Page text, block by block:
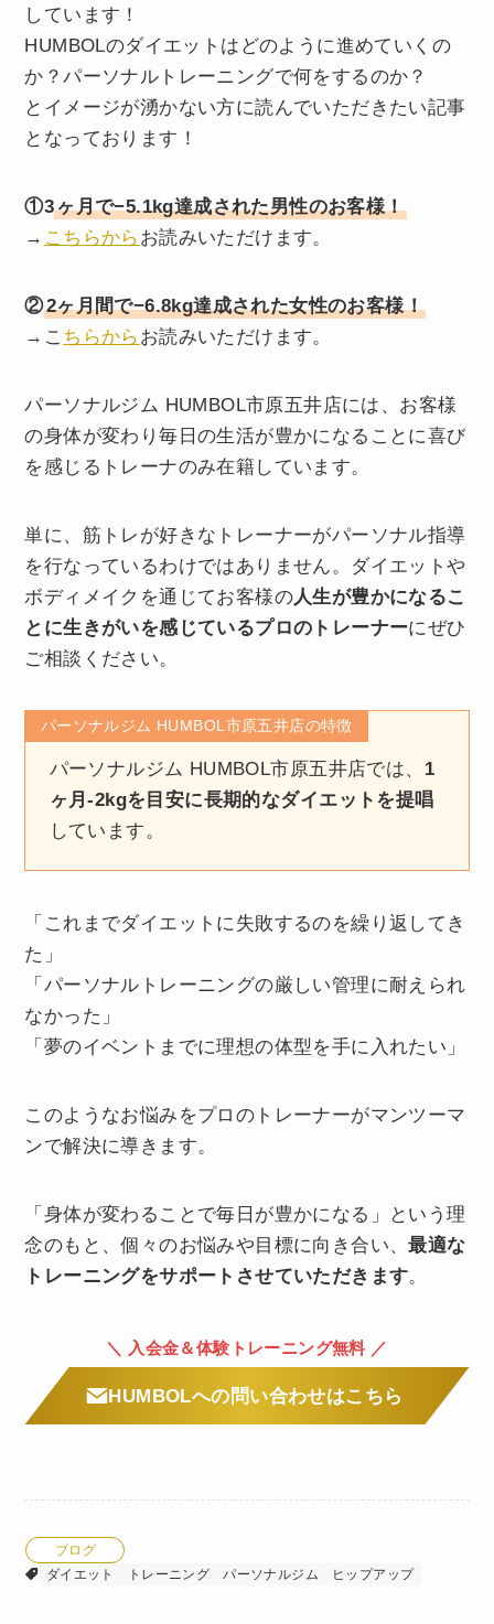
しています！
HUMBOLのダイエットはどのように進めていくの
か？パーソナルトレーニングで何をするのか？
とイメージが湧かない方に読んでいただきたい記事
となっております！
①3ヶ月で−5.1kg達成された男性のお客様！
→ こちらから お読みいただけます。
②2ヶ月間で−6.8kg達成された女性のお客様！
→こ ちらから お読みいただけます。
パーソナルジム HUMBOL市原五井店には、お客様
の身体が変わり毎日の生活が豊かになることに喜び
を感じるトレーナのみ在籍しています。
単に、筋トレが好きなトレーナーがパーソナル指導
を行なっているわけではありません。ダイエットや
ボディメイクを通じてお客様の人生が豊かになるこ
とに生きがいを感じているプロのトレーナーにぜひ
ご相談ください。
パーソナルジム HUMBOL市原五井店の特徴
パーソナルジム HUMBOL市原五井店では、 1
ヶ月-2kgを目安に長期的なダイエットを提唱
しています。
「これまでダイエットに失敗するのを繰り返してき
た」
「パーソナルトレーニングの厳しい管理に耐えられ
なかった」
「夢のイベントまでに理想の体型を手に入れたい」
このようなお悩みをプロのトレーナーがマンツーマ
ンで解決に導きます。
「身体が変わることで毎日が豊かになる」という理
念のもと、個々のお悩みや目標に向き合い、最適な
トレーニングをサポートさせていただきます。
＼ 入会金＆体験トレーニング無料 ／
HUMBOLへの問い合わせはこちら
ブログ
ダイエット
トレーニング パーソナルジム ヒップアップ